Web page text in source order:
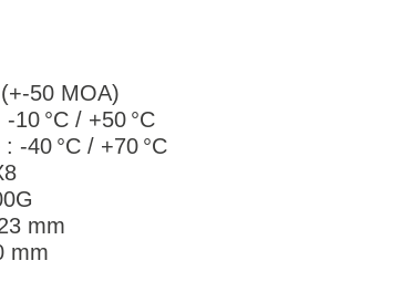
50 MOA)
10 °C / +50 °C
-40 °C / +70 °C
mm
mm